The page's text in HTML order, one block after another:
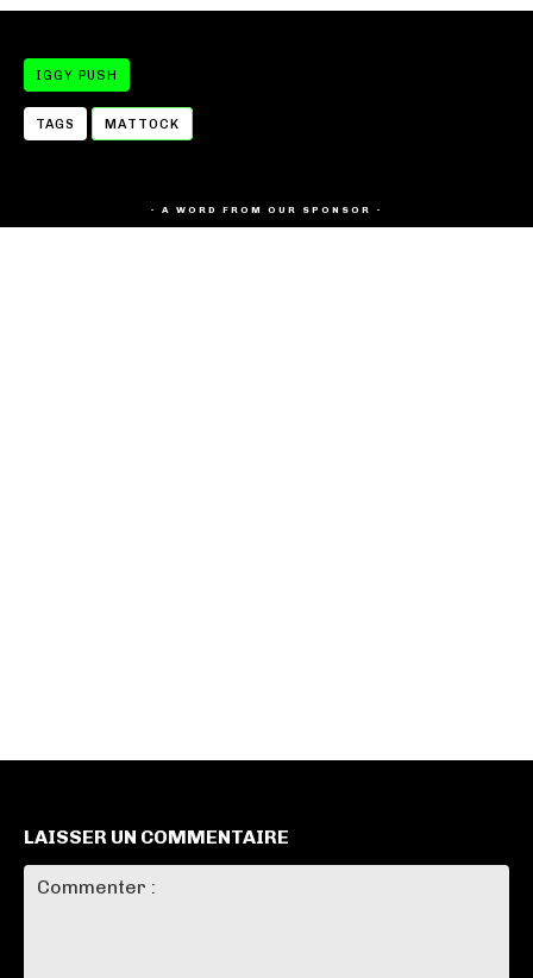
IGGY PUSH
TAGS MATTOCK
- A WORD FROM OUR SPONSOR -
LAISSER UN COMMENTAIRE